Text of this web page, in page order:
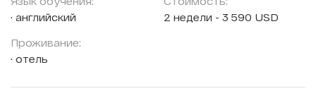
английский
Проживание:
отель
2 недели - 3 590 USD